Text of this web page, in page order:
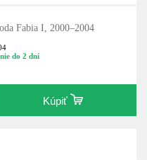
Fabia I, 2000–2004
do 2 dní
Kúpiť